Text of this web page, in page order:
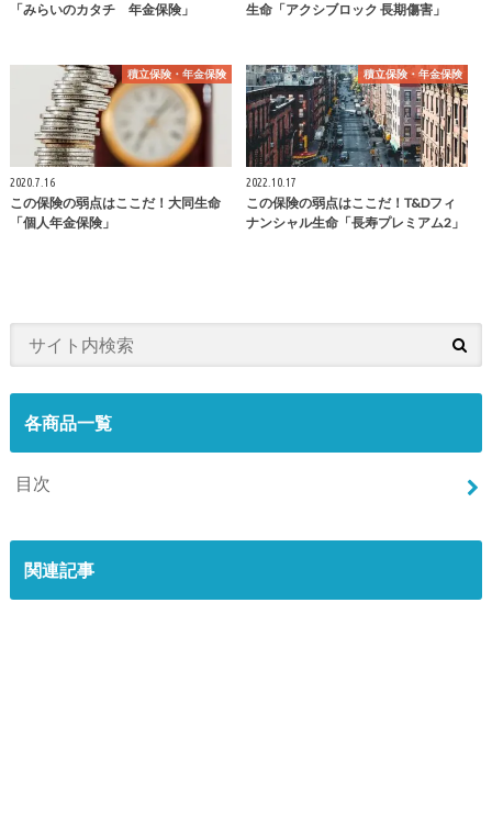
「みらいのカタチ 年金保険」
生命「アクシブロック 長期傷害」
積立保険・年金保険
2020.7.16
この保険の弱点はここだ！大同生命
「個人年金保険」
積立保険・年金保険
2022.10.17
この保険の弱点はここだ！T&Dフィ
ナンシャル生命「長寿プレミアム2」
各商品一覧
目次
関連記事